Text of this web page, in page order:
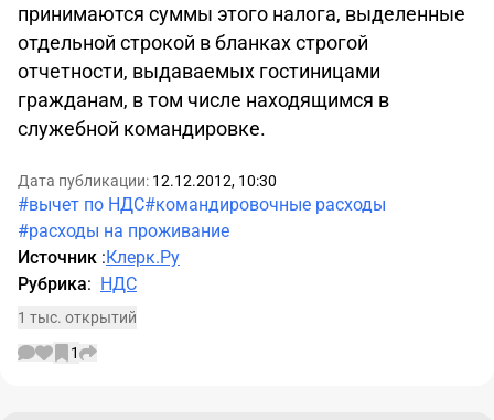
принимаются суммы этого налога, выделенные
отдельной строкой в бланках строгой
отчетности, выдаваемых гостиницами
гражданам, в том числе находящимся в
служебной командировке.
Дата публикации: 12.12.2012, 10:30
#вычет по НДС#командировочные расходы
#расходы на проживание
Источник :Клерк.Ру
Рубрика: НДС
1 тыс. открытий
1